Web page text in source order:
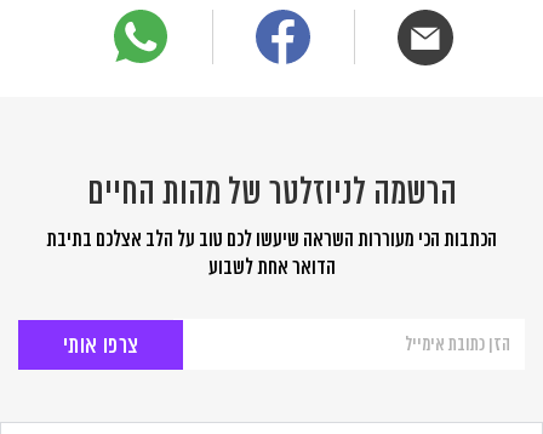
הרשמה לניוזלטר של מהות החיים
הכתבות הכי מעוררות השראה שיעשו לכם טוב על הלב אצלכם בתיבת
הדואר אחת לשבוע
לניוזלטר
החיים